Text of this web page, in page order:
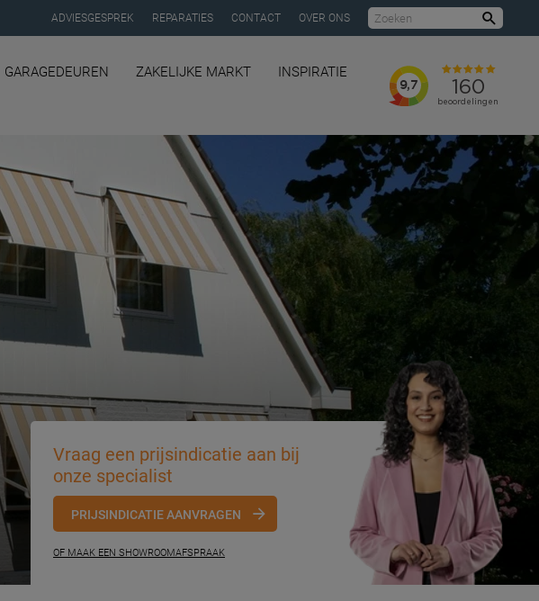
ADVIESGESPREK REPARATIES CONTACT OVER ONS
GARAGEDEUREN ZAKELIJKE MARKT
INSPIRATIE
Vraag een prijsindicatie aan bij
onze specialist
PRIJSINDICATIE AANVRAGEN
OF MAAK EEN SHOWROOMAFSPRAAK